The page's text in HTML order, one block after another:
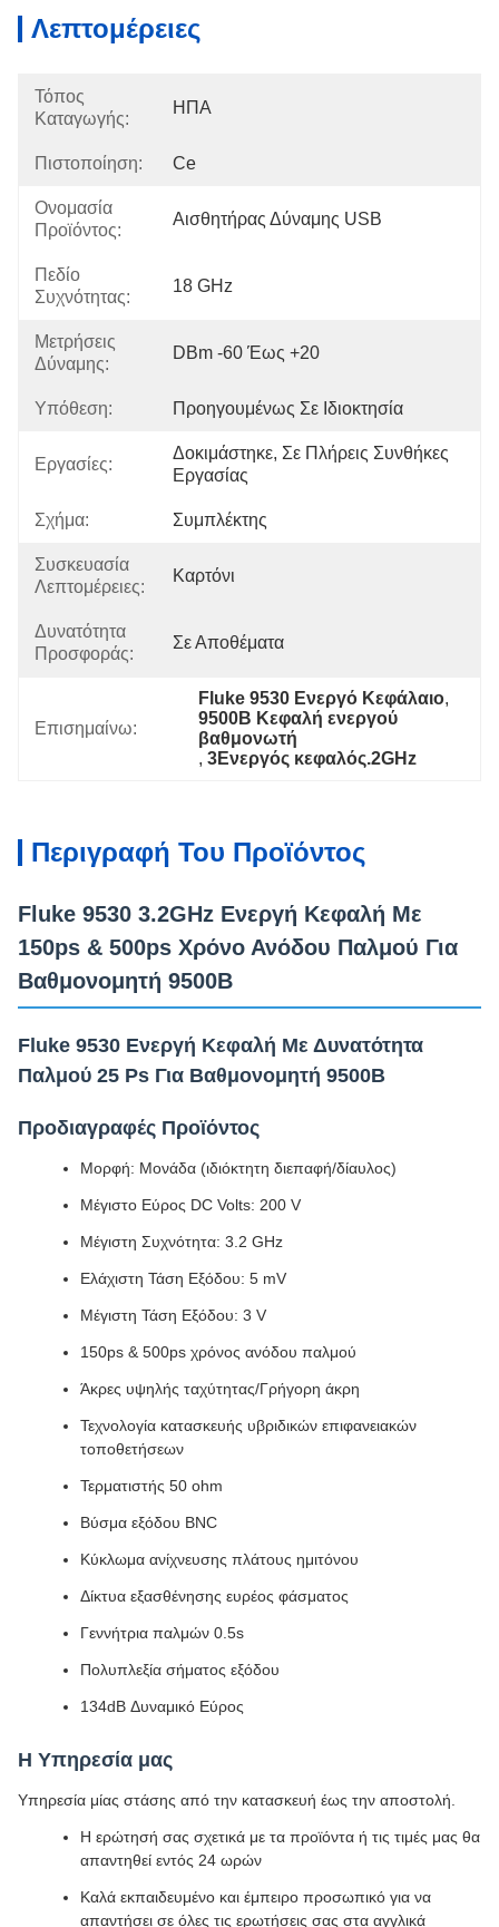
Λεπτομέρειες
Τόπος
Καταγωγής:
ΗΠΑ
Πιστοποίηση: Ce
Ονομασία
Προϊόντος:
Αισθητήρας Δύναμης USB
Πεδίο
Συχνότητας:
18 GHz
Μετρήσεις
Δύναμης:
DBm -60 Έως +20
Υπόθεση: Προηγουμένως Σε Ιδιοκτησία
Εργασίες:
Δοκιμάστηκε, Σε Πλήρεις Συνθήκες
Εργασίας
Σχήμα: Συμπλέκτης
Συσκευασία
Λεπτομέρειες:
Καρτόνι
Δυνατότητα
Προσφοράς:
Σε Αποθέματα
Επισημαίνω:
Fluke 9530 Ενεργό Κεφάλαιο,
9500B Κεφαλή ενεργού
βαθμονωτή
, 3Ενεργός κεφαλός.2GHz
Περιγραφή Του Προϊόντος
Fluke 9530 3.2GHz Ενεργή Κεφαλή Με
150ps & 500ps Χρόνο Ανόδου Παλμού Για
Βαθμονομητή 9500B
Fluke 9530 Ενεργή Κεφαλή Με Δυνατότητα
Παλμού 25 Ps Για Βαθμονομητή 9500B
Προδιαγραφές Προϊόντος
Μορφή: Μονάδα (ιδιόκτητη διεπαφή/δίαυλος)
Μέγιστο Εύρος DC Volts: 200 V
Μέγιστη Συχνότητα: 3.2 GHz
Ελάχιστη Τάση Εξόδου: 5 mV
Μέγιστη Τάση Εξόδου: 3 V
150ps & 500ps χρόνος ανόδου παλμού
Άκρες υψηλής ταχύτητας/Γρήγορη άκρη
Τεχνολογία κατασκευής υβριδικών επιφανειακών
τοποθετήσεων
Τερματιστής 50 ohm
Βύσμα εξόδου BNC
Κύκλωμα ανίχνευσης πλάτους ημιτόνου
Δίκτυα εξασθένησης ευρέος φάσματος
Γεννήτρια παλμών 0.5s
Πολυπλεξία σήματος εξόδου
134dB Δυναμικό Εύρος
Η Υπηρεσία μας
Υπηρεσία μίας στάσης από την κατασκευή έως την αποστολή.
Η ερώτησή σας σχετικά με τα προϊόντα ή τις τιμές μας θα
απαντηθεί εντός 24 ωρών
Καλά εκπαιδευμένο και έμπειρο προσωπικό για να
απαντήσει σε όλες τις ερωτήσεις σας στα αγγλικά